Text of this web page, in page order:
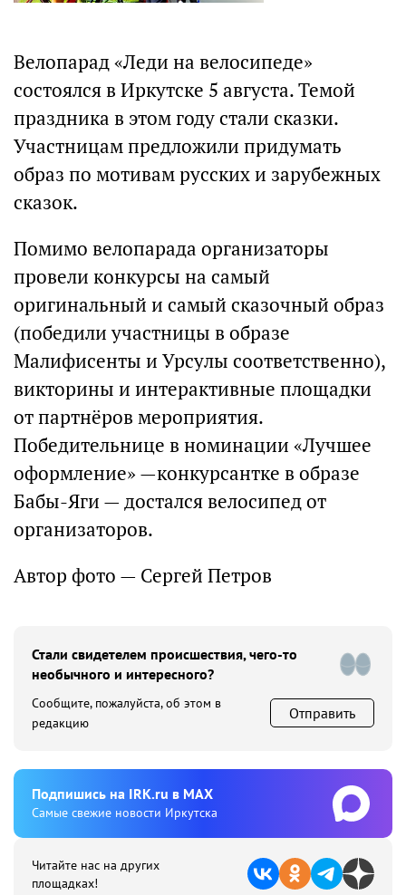
Велопарад «Леди на велосипеде»
состоялся в Иркутске 5 августа. Темой
праздника в этом году стали сказки.
Участницам предложили придумать
образ по мотивам русских и зарубежных
сказок.
Помимо велопарада организаторы
провели конкурсы на самый
оригинальный и самый сказочный образ
(победили участницы в образе
Малифисенты и Урсулы соответственно),
викторины и интерактивные площадки
от партнёров мероприятия.
Победительнице в номинации «Лучшее
оформление» —конкурсантке в образе
Бабы-Яги — достался велосипед от
организаторов.
Автор фото — Сергей Петров
Стали свидетелем происшествия, чего-то
необычного и интересного?
Сообщите, пожалуйста, об этом в
редакцию
Отправить
Подпишиcь на IRK.ru в MAX
Cамые свежие новости Иркутска
Читайте нас на других
площадках!